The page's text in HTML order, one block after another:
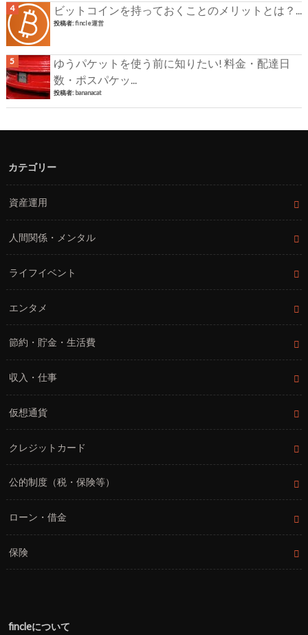
ビットコインを持っておくことのメリットとは？...
投稿者:fincle運営
ゆうパケットを使う前に知りたい! 料金・配達日
数・ポスパケッ...
投稿者: bananacat
カテゴリー
資産運用
人間関係・メンタル
ライフイベント
エンタメ
節約・貯金・生活費
収入・仕事
仮想通貨
クレジットカード
公的制度（税・保険等）
ローン・借金
保険
fincleについて